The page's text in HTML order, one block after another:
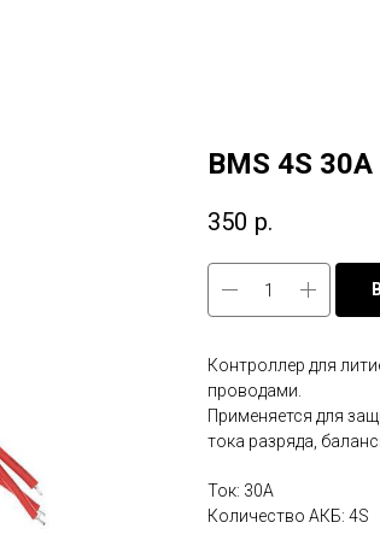
BMS 4S
350 р.
Контроллер для
проводами.
Применяется для
тока разряда,
Ток: 30А
Количество АКБ: 4S